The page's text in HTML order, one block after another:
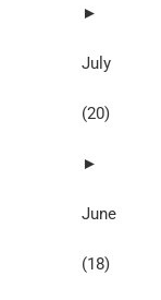
►
July
(20)
►
June
(18)